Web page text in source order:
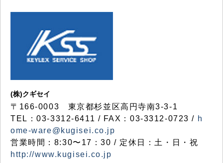
(株)クギセイ
〒166-0003 東京都杉並区高円寺南3-3-1
TEL：03-3312-6411 / FAX：03-3312-0723 / h
ome-ware@kugisei.co.jp
営業時間：8:30〜17：30 / 定休日：土・日・祝
http://www.kugisei.co.jp